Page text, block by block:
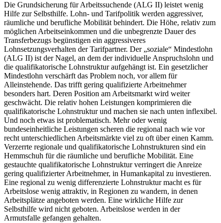
Die Grundsicherung für Arbeitssuchende (ALG II) leistet wenig
Hilfe zur Selbsthilfe. Lohn- und Tarifpolitik werden aggressiver,
räumliche und berufliche Mobilität behindert. Die Höhe, relativ zum
möglichen Arbeitseinkommen und die unbegrenzte Dauer des
Transferbezugs begünstigen ein aggressiveres
Lohnsetzungsverhalten der Tarifpartner. Der „soziale“ Mindestlohn
(ALG II) ist der Nagel, an dem der individuelle Anspruchslohn und
die qualifikatorische Lohnstruktur aufgehängt ist. Ein gesetzlicher
Mindestlohn verschärft das Problem noch, vor allem für
Alleinstehende. Das trifft gering qualifizierte Arbeitnehmer
besonders hart. Deren Position am Arbeitsmarkt wird weiter
geschwächt. Die relativ hohen Leistungen komprimieren die
qualifikatorische Lohnstruktur und machen sie nach unten inflexibel.
Und noch etwas ist problematisch. Mehr oder wenig
bundeseinheitliche Leistungen scheren die regional nach wie vor
recht unterschiedlichen Arbeitsmärkte viel zu oft über einen Kamm.
Verzerrte regionale und qualifikatorische Lohnstrukturen sind ein
Hemmschuh für die räumliche und berufliche Mobilität. Eine
gestauchte qualifikatorische Lohnstruktur verringert die Anreize
gering qualifizierter Arbeitnehmer, in Humankapital zu investieren.
Eine regional zu wenig differenzierte Lohnstruktur macht es für
Arbeitslose wenig attraktiv, in Regionen zu wandern, in denen
Arbeitsplätze angeboten werden. Eine wirkliche Hilfe zur
Selbsthilfe wird nicht geboten. Arbeitslose werden in der
Armutsfalle gefangen gehalten.